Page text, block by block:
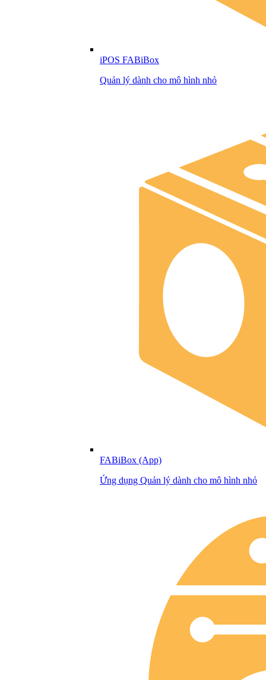
iPOS FABiBox
Quản lý dành cho mô hình nhỏ
FABiBox (App)
Ứng dụng Quản lý dành cho mô hình nhỏ